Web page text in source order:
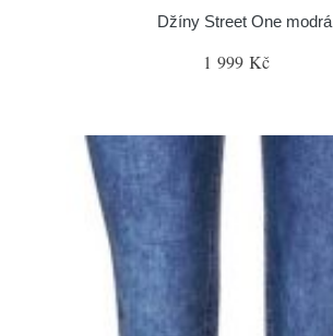
Džíny Street One modrá
1 999 Kč